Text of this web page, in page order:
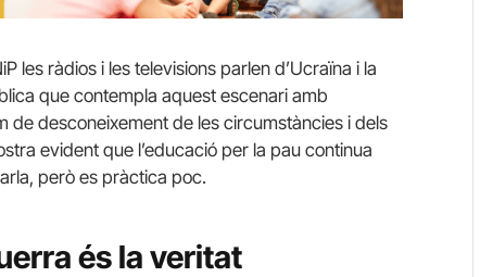
les ràdios i les televisions parlen d’Ucraïna i la
que contempla aquest escenari amb
desconeixement de les circumstàncies i dels
evident que l’educació per la pau continua
però es pràctica poc.
és la veritat